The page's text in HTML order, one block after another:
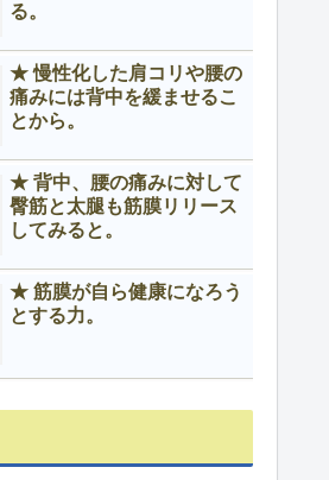
る。
★ 慢性化した肩コリや腰の
痛みには背中を緩ませるこ
とから。
★ 背中、腰の痛みに対して
臀筋と太腿も筋膜リリース
してみると。
★ 筋膜が自ら健康になろう
とする力。